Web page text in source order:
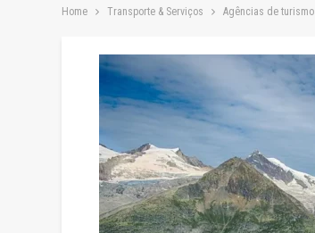
Home Transporte & Serviços Agências de turismo